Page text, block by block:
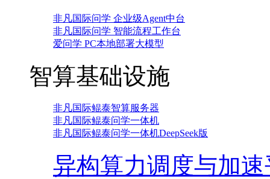
非凡国际问学 企业级Agent中台
非凡国际问学 智能流程工作台
爱问学 PC本地部署大模型
智算基础设施
非凡国际鲲泰智算服务器
非凡国际鲲泰问学一体机
非凡国际鲲泰问学一体机DeepSeek版
异构算力调度与加